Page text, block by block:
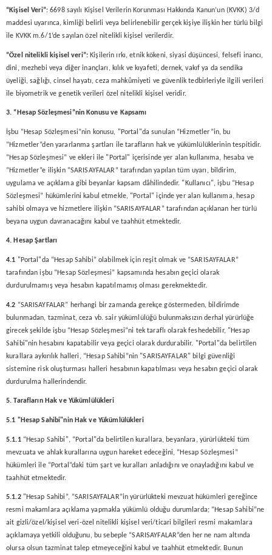
“Kişisel Veri”: 6698 sayılı Kişisel Verilerin Korunması Hakkında Kanun’un (KVKK) 3/d
maddesi uyarınca, kimliği belirli veya belirlenebilir gerçek kişiye ilişkin her türlü bilgi
ile KVKK m.6/1’de sayılan özel nitelikli kişisel verilerdir.
“Özel nitelikli kişisel veri”: Kişilerin ırkı, etnik kökeni, siyasi düşüncesi, felsefi inancı,
dini, mezhebi veya diğer inançları, kılık ve kıyafeti, dernek, vakıf ya da sendika
üyeliği, sağlığı, cinsel hayatı, ceza mahkûmiyeti ve güvenlik tedbirleriyle ilgili verileri
ile biyometrik ve genetik verileri özel nitelikli kişisel veridir.
3. “Hesap Sözleşmesi”nin Konusu ve Kapsamı
İşbu “Hesap Sözleşmesi”nin konusu, "Portal"da sunulan “Hizmetler”in, bu
“Hizmetler”den yararlanma şartları ile tarafların hak ve yükümlülüklerinin tespitidir.
“Hesap Sözleşmesi” ve ekleri ile "Portal" içerisinde yer alan kullanıma, hesaba ve
“Hizmetler”e ilişkin “SARISAYFALAR” tarafından yapılan tüm uyarı, bildirim,
uygulama ve açıklama gibi beyanlar kapsam dâhilindedir. "Kullanıcı", işbu “Hesap
Sözleşmesi” hükümlerini kabul etmekle, "Portal" içinde yer alan kullanıma, hesap
sahibi olmaya ve hizmetlere ilişkin “SARISAYFALAR” tarafından açıklanan her türlü
beyana uygun davranacağını kabul ve taahhüt etmektedir.
4. Hesap Şartları
4.1 "Portal"da “Hesap Sahibi” olabilmek için reşit olmak ve “SARISAYFALAR”
tarafından işbu “Hesap Sözleşmesi” kapsamında hesabın geçici olarak
durdurulmamış veya hesabın kapatılmamış olması gerekmektedir.
4.2 “SARISAYFALAR” herhangi bir zamanda gerekçe göstermeden, bildirimde
bulunmadan, tazminat, ceza vb. sair yükümlülüğü bulunmaksızın derhal yürürlüğe
girecek şekilde işbu “Hesap Sözleşmesi”ni tek taraflı olarak feshedebilir, "Hesap
Sahibi"nin hesabını kapatabilir veya geçici olarak durdurabilir. "Portal"da belirtilen
kurallara aykırılık halleri, “Hesap Sahibi”nin "SARISAYFALAR" bilgi güvenliği
sistemine risk oluşturması halleri hesabının kapatılması veya hesabın geçici olarak
durdurulma hallerindendir.
5. Tarafların Hak ve Yükümlülükleri
5.1 "Hesap Sahibi"nin Hak ve Yükümlülükleri
5.1.1“Hesap Sahibi", “Portal"da belirtilen kurallara, beyanlara, yürürlükteki tüm
mevzuata ve ahlak kurallarına uygun hareket edeceğini, “Hesap Sözleşmesi”
hükümleri ile “Portal”daki tüm şart ve kuralları anladığını ve onayladığını kabul ve
taahhüt etmektedir.
5.1.2 "Hesap Sahibi”, “SARISAYFALAR”in yürürlükteki mevzuat hükümleri gereğince
resmi makamlara açıklama yapmakla yükümlü olduğu durumlarda; “Hesap Sahibi”ne
ait gizli/özel/kişisel veri-özel nitelikli kişisel veri/ticari bilgileri resmi makamlara
açıklamaya yetkili olduğunu, bu sebeple “SARISAYFALAR”den her ne nam altında
olursa olsun tazminat talep etmeyeceğini kabul ve taahhüt etmektedir. Bunun